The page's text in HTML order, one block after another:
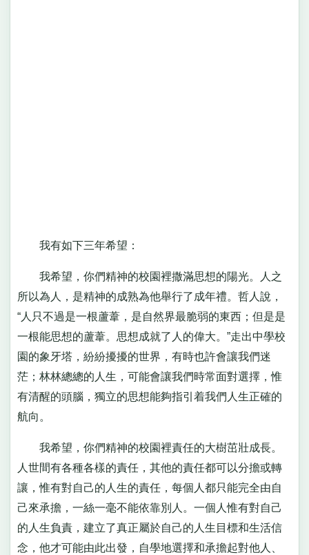
我有如下三年希望：
我希望，你們精神的校園裡撒滿思想的陽光。人之
所以為人，是精神的成熟為他舉行了成年禮。哲人說，
“人只不過是一根蘆葦，是自然界最脆弱的東西；但是是
一根能思想的蘆葦。思想成就了人的偉大。”走出中學校
園的象牙塔，紛紛擾擾的世界，有時也許會讓我們迷
茫；林林總總的人生，可能會讓我們時常面對選擇，惟
有清醒的頭腦，獨立的思想能夠指引着我們人生正確的
航向。
我希望，你們精神的校園裡責任的大樹茁壯成長。
人世間有各種各樣的責任，其他的責任都可以分擔或轉
讓，惟有對自己的人生的責任，每個人都只能完全由自
己來承擔，一絲一毫不能依靠別人。一個人惟有對自己
的人生負責，建立了真正屬於自己的人生目標和生活信
念，他才可能由此出發，自學地選擇和承擔起對他人、